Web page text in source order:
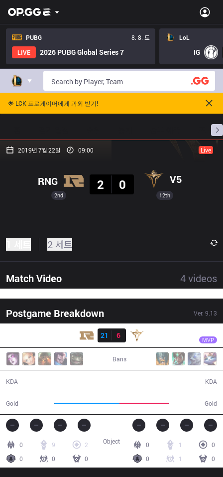
PUBG
8. 8. 토
LIVE
2026 PUBG Global Series 7
LoL
IG
🌟 LCK 프로게이머에게 과외 받기!
프로빌
2019년 7월 22일 09:00 Live
2nd
RNG
2
0 V5
12th
2 세트
Match Video 4videos
Postgame Breakdown Ver. 9.13
21
6 MVP
Bans
KDA
Gold Gold
KDA
0 9
2
0
0 0
0 1
0
0
1 0
Object